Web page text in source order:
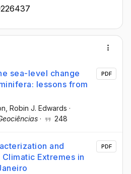
sea-level change
lessons from
, Robin J. Edwards ·
· 248
PDF
and
Extremes in
PDF